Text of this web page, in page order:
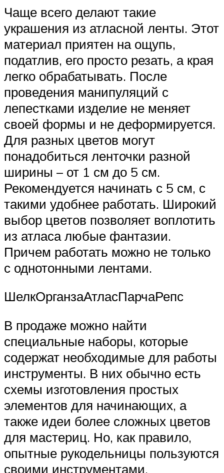
Чаще всего делают такие
украшения из атласной ленты. Этот
материал приятен на ощупь,
податлив, его просто резать, а края
легко обрабатывать. После
проведения манипуляций с
лепестками изделие не меняет
своей формы и не деформируется.
Для разных цветов могут
понадобиться ленточки разной
ширины – от 1 см до 5 см.
Рекомендуется начинать с 5 см, с
такими удобнее работать. Широкий
выбор цветов позволяет воплотить
из атласа любые фантазии.
Причем работать можно не только
с однотонными лентами.
ШелкОрганзаАтласПарчаРепс
В продаже можно найти
специальные наборы, которые
содержат необходимые для работы
инструменты. В них обычно есть
схемы изготовления простых
элементов для начинающих, а
также идеи более сложных цветов
для мастериц. Но, как правило,
опытные рукодельницы пользуются
своими инструментами.